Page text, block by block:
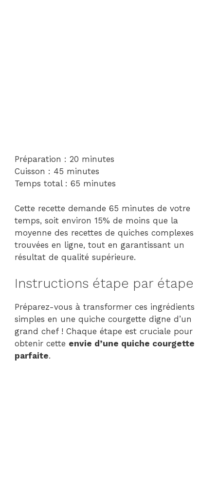
Préparation : 20 minutes
Cuisson : 45 minutes
Temps total : 65 minutes
Cette recette demande 65 minutes de votre
temps, soit environ 15% de moins que la
moyenne des recettes de quiches complexes
trouvées en ligne, tout en garantissant un
résultat de qualité supérieure.
Instructions étape par étape
Préparez-vous à transformer ces ingrédients
simples en une quiche courgette digne d’un
grand chef ! Chaque étape est cruciale pour
obtenir cette envie d’une quiche courgette
parfaite.